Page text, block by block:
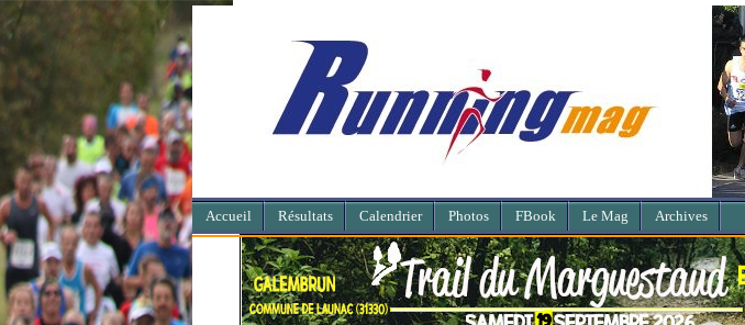
Accueil Résultats Calendrier Photos FBook Le Mag Archives